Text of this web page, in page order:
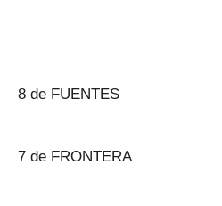
8 de FUENTES
7 de FRONTERA